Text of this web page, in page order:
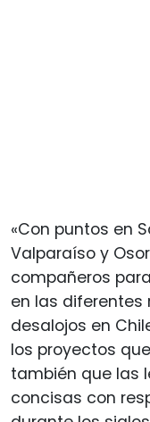
«Con puntos en
Valparaíso y
compañeros
en las diferentes
desalojos en
los proyectos
también que las
concisas con